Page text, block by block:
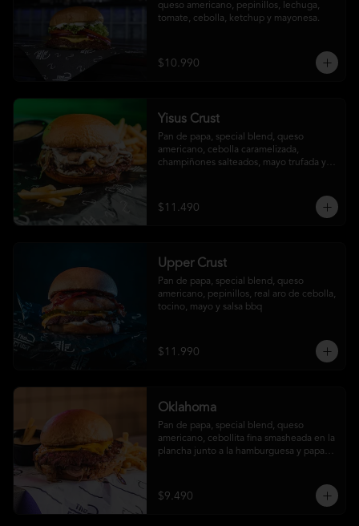
queso americano, pepinillos, lechuga,
tomate, cebolla, ketchup y mayonesa.
$10.990
Yisus Crust
Pan de papa, special blend, queso
americano, cebolla caramelizada,
champiñones salteados, mayo trufada y
$11.490
Upper Crust
Pan de papa, special blend, queso
americano, pepinillos, real aro de cebolla,
tocino, mayo y salsa bbq
$11.990
Oklahoma
Pan de papa, special blend, queso
americano, cebollita fina smasheada en la
plancha junto a la hamburguesa y papas
$9.490